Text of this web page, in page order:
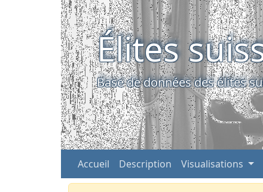
Élites
Base de données des élites
Accueil Description Visualisations